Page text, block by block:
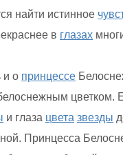
найти истинное
в глазах
и о принцессе
цветком.
и глаза цвета звезды
Принцесса